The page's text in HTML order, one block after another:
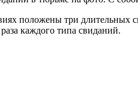
положены три длительных
каждого типа свиданий.